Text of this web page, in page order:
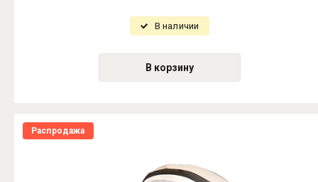
В наличии
В корзину
Распродажа